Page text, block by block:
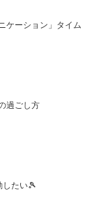
ーション」タイム
過ごし方
たい🎾